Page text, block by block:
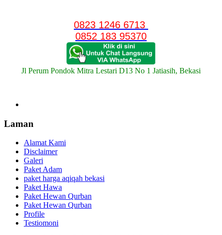
0823 1246 6713
0852 183 95370
Jl Perum Pondok Mitra Lestari D13 No 1 Jatiasih, Bekasi
Laman
Alamat Kami
Disclaimer
Galeri
Paket Adam
paket harga aqiqah bekasi
Paket Hawa
Paket Hewan Qurban
Paket Hewan Qurban
Profile
Testiomoni